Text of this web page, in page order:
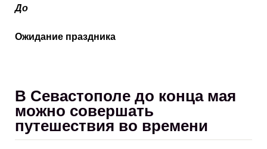
До
Ожидание праздника
В Севастополе до конца мая
можно совершать
путешествия во времени